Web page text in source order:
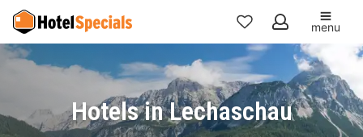
Mijn
favorieten
menu
Hotels in Lechaschau